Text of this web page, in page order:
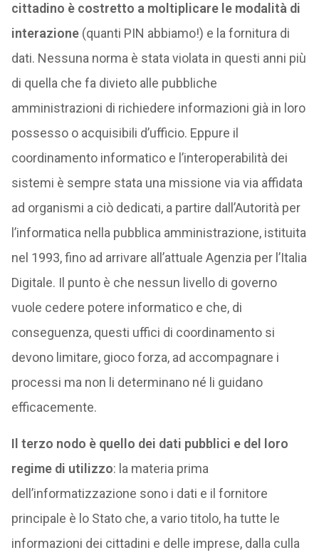
cittadino è costretto a moltiplicare le modalità di
interazione(quanti PIN abbiamo!) e la fornitura di
dati. Nessuna norma è stata violata in questi anni più
di quella che fa divieto alle pubbliche
amministrazioni di richiedere informazioni già in loro
possesso o acquisibili d’ufficio. Eppure il
coordinamento informatico e l’interoperabilità dei
sistemi è sempre stata una missione via via affidata
ad organismi a ciò dedicati, a partire dall’Autorità per
l’informatica nella pubblica amministrazione, istituita
nel 1993, fino ad arrivare all’attuale Agenzia per l’Italia
Digitale. Il punto è che nessun livello di governo
vuole cedere potere informatico e che, di
conseguenza, questi uffici di coordinamento si
devono limitare, gioco forza, ad accompagnare i
processi ma non li determinano né li guidano
efficacemente.
Il terzo nodo è quello dei dati pubblici e del loro
regime di utilizzo: la materia prima
dell’informatizzazione sono i dati e il fornitore
principale è lo Stato che, a vario titolo, ha tutte le
informazioni dei cittadini e delle imprese, dalla culla